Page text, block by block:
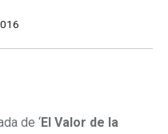
de ‘El Valor de la